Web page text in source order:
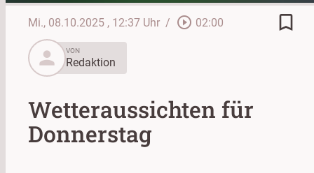
Mi., 08.10.2025 , 12:37 Uhr / play_circle_outline 02:00
bookmark_border
person
VON
Redaktion
Wetteraussichten für
Donnerstag